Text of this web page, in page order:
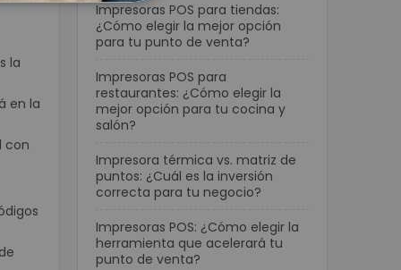
la
en la
con
Impresoras POS para tiendas:
¿Cómo elegir la mejor opción
para tu punto de venta?
Impresoras POS para
restaurantes: ¿Cómo elegir la
mejor opción para tu cocina y
salón?
Impresora térmica vs. matriz de
puntos: ¿Cuál es la inversión
correcta para tu negocio?
Impresoras POS: ¿Cómo elegir la
herramienta que acelerará tu
punto de venta?